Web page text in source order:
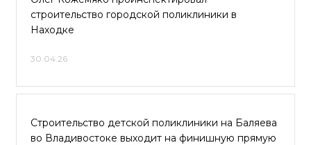
строительство городской поликлиники в
Находке
30.04.26
Строительство детской поликлиники на Баляева
во Владивостоке выходит на финишную прямую